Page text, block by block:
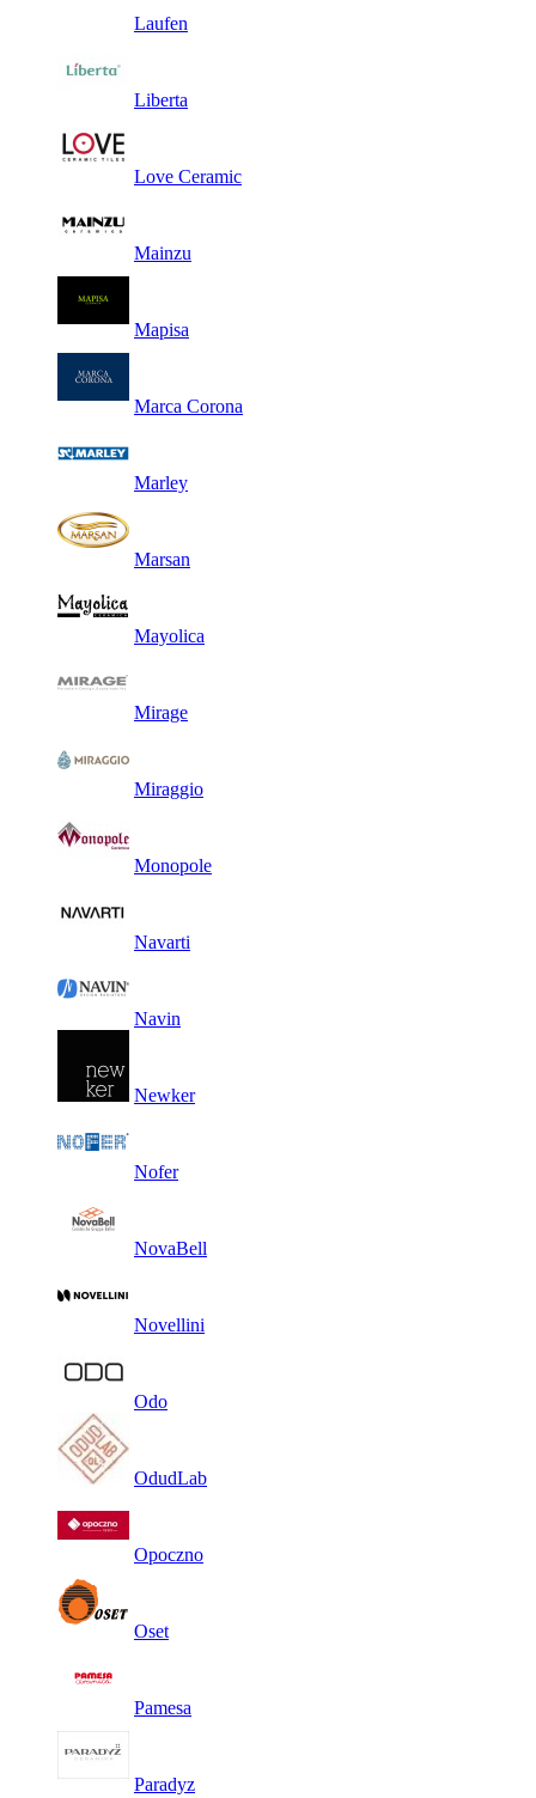
Laufen
Liberta
Love Ceramic
Mainzu
Mapisa
Marca Corona
Marley
Marsan
Mayolica
Mirage
Miraggio
Monopole
Navarti
Navin
Newker
Nofer
NovaBell
Novellini
Odo
OdudLab
Opoczno
Oset
Pamesa
Paradyz